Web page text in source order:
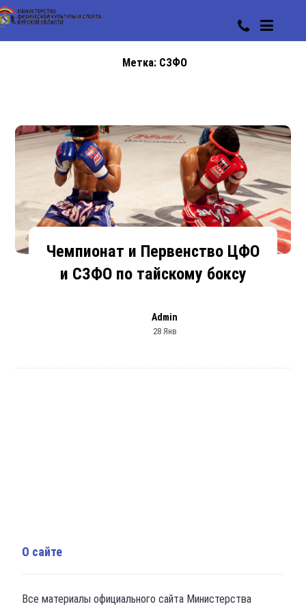
Метка: СЗФО
Чемпионат и Первенство ЦФО
и СЗФО по тайскому боксу
Admin
28 Янв
О сайте
Все материалы официального сайта Министерства